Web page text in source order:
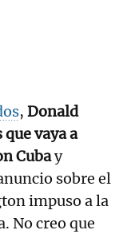
, Donald
vaya a
Cubay
sobre el
impuso a la
No creo que